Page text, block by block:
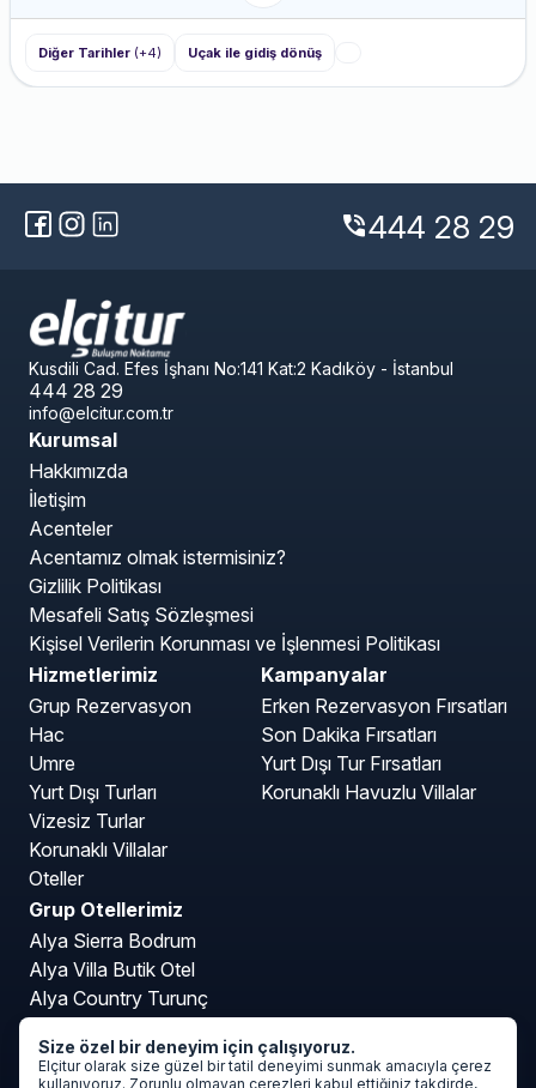
Diğer Tarihler (+4) Uçak ile gidiş dönüş
phone_in_talk444 28 29
Kusdili Cad. Efes İşhanı No:141 Kat:2 Kadıköy - İstanbul
444 28 29
info@elcitur.com.tr
Kurumsal
Hakkımızda
İletişim
Acenteler
Acentamız olmak istermisiniz?
Gizlilik Politikası
Mesafeli Satış Sözleşmesi
Kişisel Verilerin Korunması ve İşlenmesi Politikası
Hizmetlerimiz
Grup Rezervasyon
Hac
Umre
Yurt Dışı Turları
Vizesiz Turlar
Korunaklı Villalar
Oteller
Kampanyalar
Erken Rezervasyon Fırsatları
Son Dakika Fırsatları
Yurt Dışı Tur Fırsatları
Korunaklı Havuzlu Villalar
Grup Otellerimiz
Alya Sierra Bodrum
Alya Villa Butik Otel
Alya Country Turunç
Mavi Deniz Otel Turunç
Size özel bir deneyim için çalışıyoruz.
Elçitur olarak size güzel bir tatil deneyimi sunmak amacıyla çerez
kullanıyoruz. Zorunlu olmayan çerezleri kabul ettiğiniz takdirde,